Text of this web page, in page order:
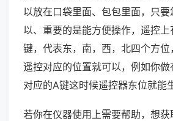
以放在口袋里面、包包里面，只
以、重要的是能方便操作，遥控
键，代表东，南，西，北四个方
遥控对应的位置就可以，例如你
对应的A键这时候遥控器东位就能
若你在仪器使用上需要帮助，想